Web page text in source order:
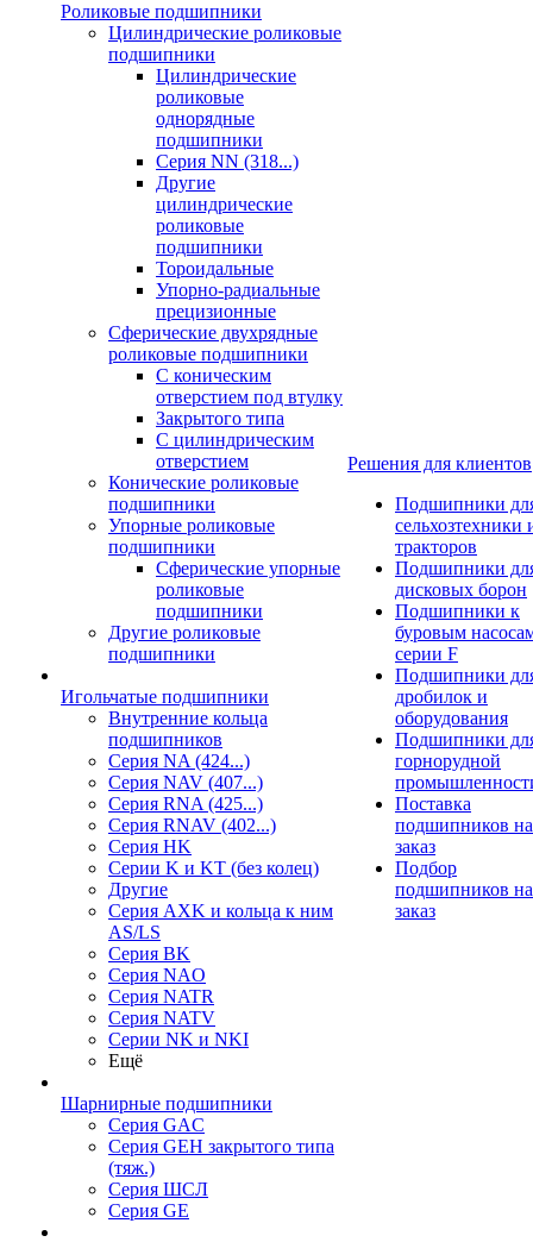
Роликовые подшипники
Цилиндрические роликовые
подшипники
Цилиндрические
роликовые
однорядные
подшипники
Серия NN (318...)
Другие
цилиндрические
роликовые
подшипники
Тороидальные
Упорно-радиальные
прецизионные
Сферические двухрядные
роликовые подшипники
С коническим
отверстием под втулку
Закрытого типа
С цилиндрическим
отверстием
Конические роликовые
подшипники
Упорные роликовые
подшипники
Сферические упорные
роликовые
подшипники
Другие роликовые
подшипники
Игольчатые подшипники
Внутренние кольца
подшипников
Серия NA (424...)
Серия NAV (407...)
Серия RNA (425...)
Серия RNAV (402...)
Серия HK
Серии K и KT (без колец)
Другие
Серия AXK и кольца к ним
AS/LS
Серия BK
Серия NAO
Серия NATR
Серия NATV
Серии NK и NKI
Ещё
Шарнирные подшипники
Серия GAC
Серия GEH закрытого типа
(тяж.)
Серия ШСЛ
Серия GE
Решения для клиентов
Подшипники
сельхозтехники
тракторов
Подшипники
дисковых борон
Подшипники к
буровым
серии F
Подшипники
дробилок и
оборудования
Подшипники
горнорудной
Поставка
подшипников на
заказ
Подбор
подшипников на
заказ